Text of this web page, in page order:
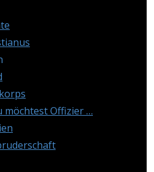
möchtest Offizier …